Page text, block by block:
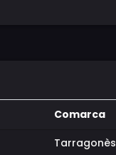
Comarca
Tarragonès